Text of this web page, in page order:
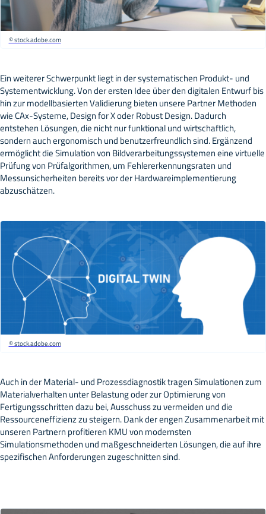
© stock.adobe.com
Ein weiterer Schwerpunkt liegt in der systematischen Produkt- und
Systementwicklung. Von der ersten Idee über den digitalen Entwurf bis
hin zur modellbasierten Validierung bieten unsere Partner Methoden
wie CAx-Systeme, Design for X oder Robust Design. Dadurch
entstehen Lösungen, die nicht nur funktional und wirtschaftlich,
sondern auch ergonomisch und benutzerfreundlich sind. Ergänzend
ermöglicht die Simulation von Bildverarbeitungssystemen eine virtuelle
Prüfung von Prüfalgorithmen, um Fehlererkennungsraten und
Messunsicherheiten bereits vor der Hardwareimplementierung
abzuschätzen.
© stock.adobe.com
Auch in der Material- und Prozessdiagnostik tragen Simulationen zum
Materialverhalten unter Belastung oder zur Optimierung von
Fertigungsschritten dazu bei, Ausschuss zu vermeiden und die
Ressourceneffizienz zu steigern. Dank der engen Zusammenarbeit mit
unseren Partnern profitieren KMU von modernsten
Simulationsmethoden und maßgeschneiderten Lösungen, die auf ihre
spezifischen Anforderungen zugeschnitten sind.